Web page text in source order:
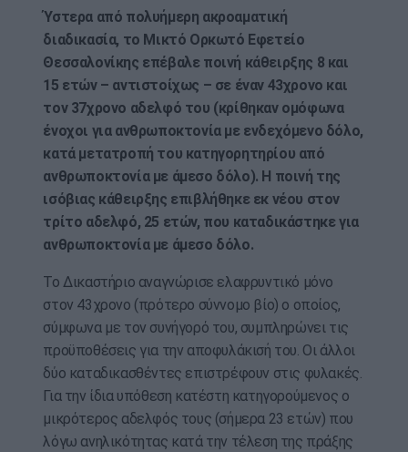
Ύστερα από πολυήμερη ακροαματική
διαδικασία, το Μικτό Ορκωτό Εφετείο
Θεσσαλονίκης επέβαλε ποινή κάθειρξης 8 και
15 ετών – αντιστοίχως – σε έναν 43χρονο και
τον 37χρονο αδελφό του (κρίθηκαν ομόφωνα
ένοχοι για ανθρωποκτονία με ενδεχόμενο δόλο,
κατά μετατροπή του κατηγορητηρίου από
ανθρωποκτονία με άμεσο δόλο). Η ποινή της
ισόβιας κάθειρξης επιβλήθηκε εκ νέου στον
τρίτο αδελφό, 25 ετών, που καταδικάστηκε για
ανθρωποκτονία με άμεσο δόλο.
Το Δικαστήριο αναγνώρισε ελαφρυντικό μόνο
στον 43χρονο (πρότερο σύννομο βίο) ο οποίος,
σύμφωνα με τον συνήγορό του, συμπληρώνει τις
προϋποθέσεις για την αποφυλάκισή του. Οι άλλοι
δύο καταδικασθέντες επιστρέφουν στις φυλακές.
Για την ίδια υπόθεση κατέστη κατηγορούμενος ο
μικρότερος αδελφός τους (σήμερα 23 ετών) που
λόγω ανηλικότητας κατά την τέλεση της πράξης